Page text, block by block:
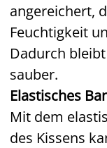
angereichert,
Feuchtigkeit
Dadurch
sauber.
Elastisches
Mit dem
des Kissens